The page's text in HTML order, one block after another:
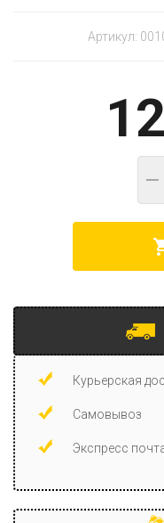
Артикул:
−
Курьерская
Самовывоз
Экспресс